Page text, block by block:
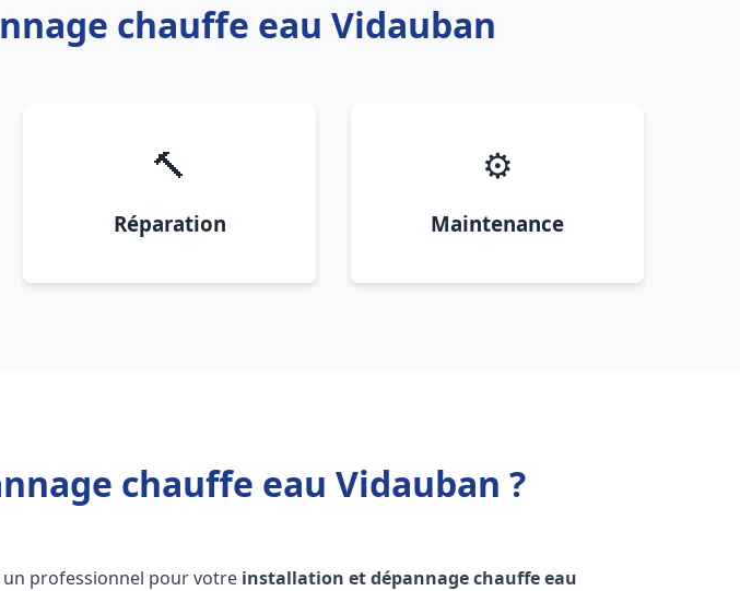
chauffe eau Vidauban
🔨
Réparation
⚙️
Maintenance
chauffe eau Vidauban ?
un professionnel pour votre installation et dépannage chauffe eau